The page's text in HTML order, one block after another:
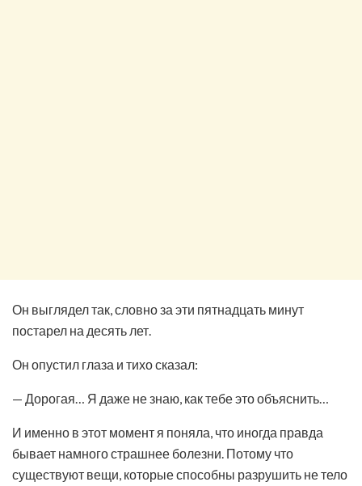
Он выглядел так, словно за эти пятнадцать минут
постарел на десять лет.
Он опустил глаза и тихо сказал:
— Дорогая… Я даже не знаю, как тебе это объяснить…
И именно в этот момент я поняла, что иногда правда
бывает намного страшнее болезни. Потому что
существуют вещи, которые способны разрушить не тело